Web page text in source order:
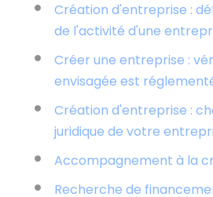
Création d'entreprise :
de l'activité d'une
Créer une entreprise :
envisagée est
Création d'entreprise :
juridique de votre
Accompagnement à la
Recherche de